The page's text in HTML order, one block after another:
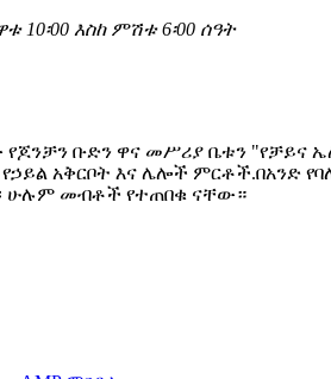
10፡00 እስከ ምሽቱ 6፡00 ሰዓት
የጆንቻን ቡድን ዋና መሥሪያ ቤቱን
የኃይል አቅርቦት እና ሌሎች ምርቶች.በአንድ
ሁሉም መብቶች የተጠበቁ ናቸው።